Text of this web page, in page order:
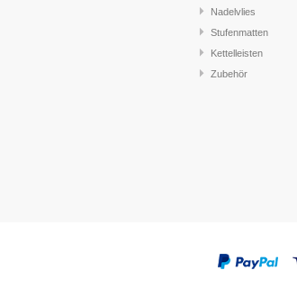
Nadelvlies
Stufenmatten
Kettelleisten
Zubehör